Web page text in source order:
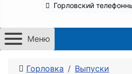
Горловский
Меню
Горловка
Выпуски